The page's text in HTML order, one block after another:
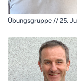
Übungsgruppe // 25.